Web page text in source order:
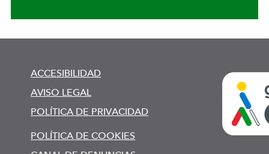
ACCESIBILIDAD
AVISO LEGAL
POLÍTICA DE PRIVACIDAD
POLÍTICA DE COOKIES